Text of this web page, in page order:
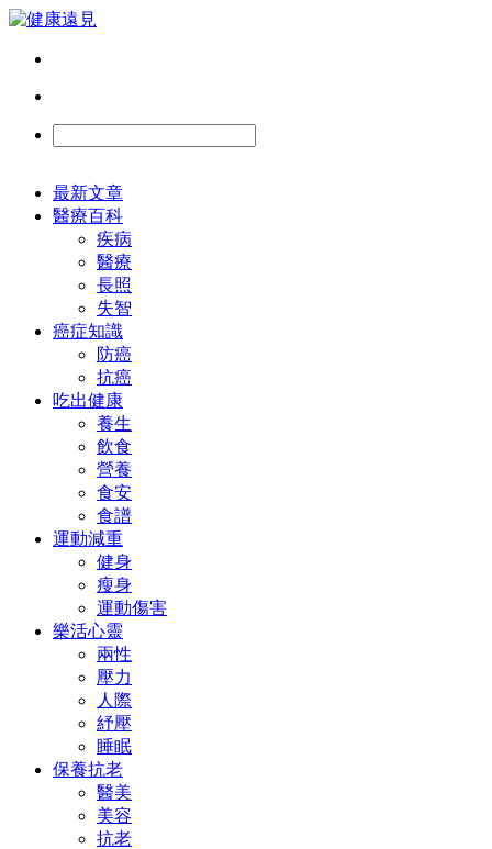
最新文章
醫療百科
疾病
醫療
長照
失智
癌症知識
防癌
抗癌
吃出健康
養生
飲食
營養
食安
食譜
運動減重
健身
瘦身
運動傷害
樂活心靈
兩性
壓力
人際
紓壓
睡眠
保養抗老
醫美
美容
抗老